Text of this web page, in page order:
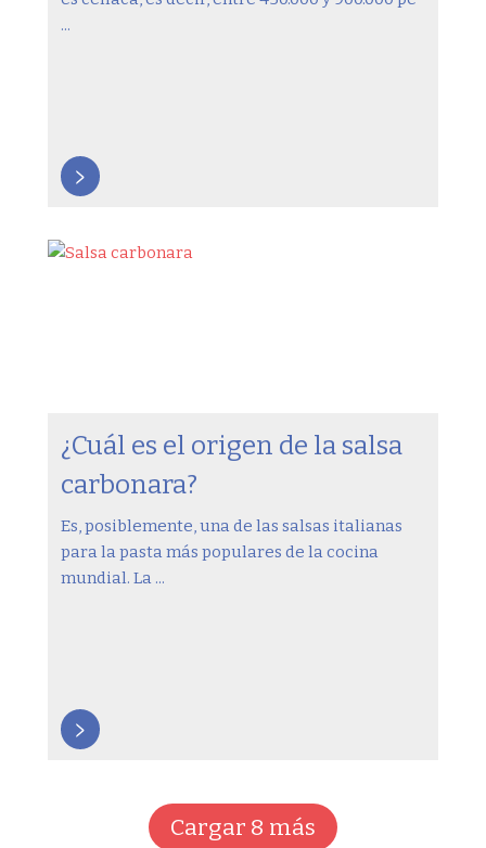
...
>
¿Cuál es el origen de la salsa
carbonara?
Es, posiblemente, una de las salsas italianas
para la pasta más populares de la cocina
mundial. La ...
>
Cargar 8 más